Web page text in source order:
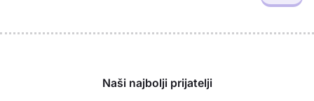
Naši najbolji prijatelji